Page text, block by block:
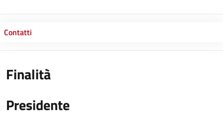
Contatti
Finalità
Presidente